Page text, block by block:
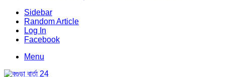
Sidebar
Random Article
Log In
Facebook
Menu